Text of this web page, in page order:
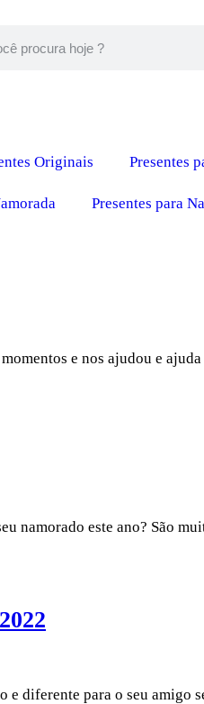
Originais Presentes
Presentes para
e nos ajudou e
namorado este ano? São
e diferente para o seu amigo